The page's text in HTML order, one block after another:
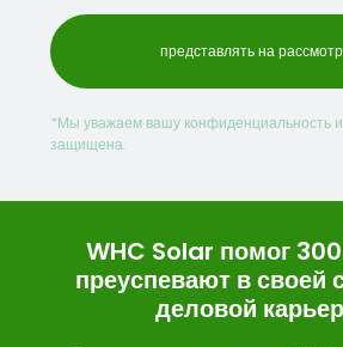
*Мы уважаем вашу конфиденциальность
защищена.
WHC Solar помог
преуспевают в своей
деловой